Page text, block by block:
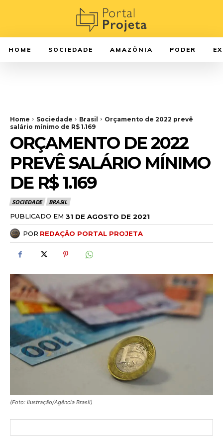
HOME SOCIEDADE AMAZÔNIA PODER
Home Sociedade Brasil
Orçamento de 2022 prevê
salário mínimo de R$ 1.169
ORÇAMENTO DE 2022
PREVÊ SALÁRIO MÍNIMO
DE R$ 1.169
SOCIEDADE BRASIL
PUBLICADO EM 31 DE AGOSTO DE 2021
POR REDAÇÃO PORTAL PROJETA
(Foto: Ilustração/Agência Brasil)